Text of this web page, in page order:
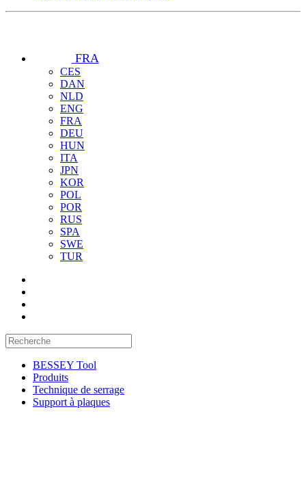
FRA
CES
DAN
NLD
ENG
FRA
DEU
HUN
ITA
JPN
KOR
POL
POR
RUS
SPA
SWE
TUR
BESSEY Tool
Produits
Technique de serrage
Support à plaques